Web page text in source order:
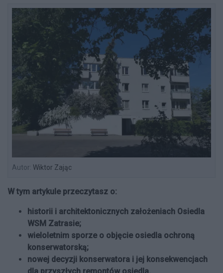
Autor: Wiktor Zając
W tym artykule przeczytasz o:
historii i architektonicznych założeniach Osiedla
WSM Zatrasie;
wieloletnim sporze o objęcie osiedla ochroną
konserwatorską;
nowej decyzji konserwatora i jej konsekwencjach